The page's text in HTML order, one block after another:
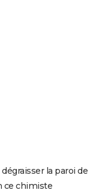
la paroi de
ce chimiste